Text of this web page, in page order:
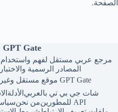
الصفحة.
GPT Gate
المصادر الرسمية
GPT Gate موقع مستقل وغير تابع لـOpenAI.
شات جي بي تي بالعربي الأدلة
API للمطورين
من نحن